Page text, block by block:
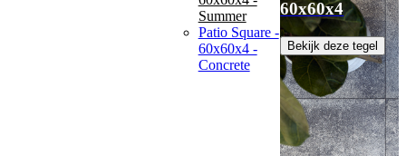
Summer
Patio Square -
60x60x4 -
Concrete
60x60x4
Bekijk deze tegel